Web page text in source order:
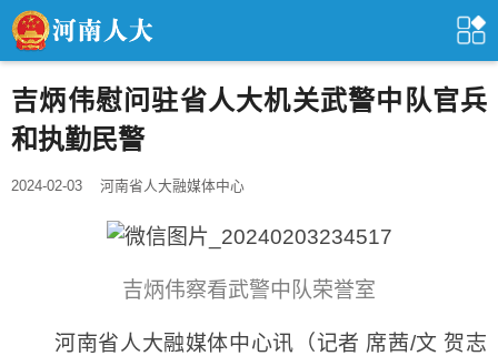
吉炳伟慰问驻省人大机关武警中队官兵
和执勤民警
2024-02-03 河南省人大融媒体中心
吉炳伟察看武警中队荣誉室
河南省人大融媒体中心讯（记者 席茜/文 贺志